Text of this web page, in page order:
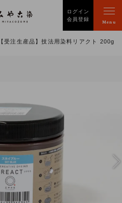
ログイン
会員登録
Menu
【受注生産品】技法用染料リアクト 200g